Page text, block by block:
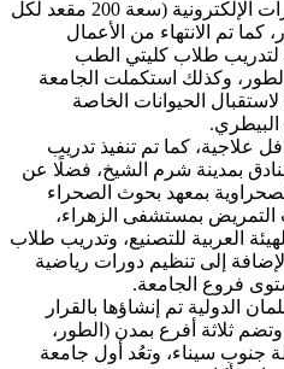
قاعتين متكاملتين لإجراء الاختبارات الإلكترونية (سعة 200 مقعد لكل
كما تم الانتهاء من الأعمال
لتدريب طلاب كليتي الطب
وكذلك استكملت الجامعة
الحيوانات الخاصة
علاجية، كما تم تنفيذ تدريب
بمدينة شرم الشيخ، فضلًا عن
بمعهد بحوث الصحراء
بمستشفى الزهراء،
العربية للتصنيع، وتدريب طلاب
إلى تنظيم دورات رياضية
فروع الجامعة.
الدولية تم إنشاؤها بالقرار
رقم 434 لسنة 2020، وتضم ثلاثة أفرع بمدن (الطور،
سيناء، وتعُد أول جامعة